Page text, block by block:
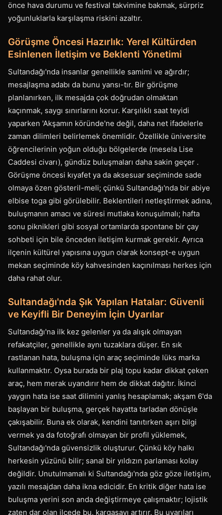
önce hava durumu ve festival takvimine bakmak, sürpriz
yoğunluklarla karşılaşma riskini azaltır.
Görüşme Öncesi Hazırlık: Yerel Kültürden
Esinlenen İletişim ve Beklenti Yönetimi
Sultandağı'nda insanlar genellikle samimi ve ağırdır;
mesajlaşma adabı da bunu yansı-tır. Bir görüşme
planlanırken, ilk mesajda çok doğrudan olmaktan
kaçınmak, saygı sınırlarını korur. Karşılıklı saat teyidi
yaparken 'Akşamın köründe'ne değil, daha net ifadelerle
zaman dilimleri belirlemek önemlidir. Özellikle üniversite
öğrencilerinin yoğun olduğu bölgelerde (mesela Lise
Caddesi civarı), gündüz buluşmaları daha sakin geçer .
Görüşme öncesi kıyafet ya da aksesuar seçiminde sade
olmaya özen gösteril-meli; çünkü Sultandağı'nda bir abiye
elbise toga gibi görülebilir. Beklentileri netleştirmek adına,
buluşmanın amacı ve süresi mutlaka konuşulmalı; hafta
sonu piknikleri gibi sosyal ortamlarda spontane bir çay
sohbeti için bile önceden iletişim kurmak gerekir. Ayrıca
ilçenin kültürel yapısına uygun olarak konsept-e uygun
mekan seçiminde köy kahvesinden kaçınılması herkes için
daha rahat olur.
Sultandağı'nda Şık Yapılan Hatalar: Güvenli
ve Keyifli Bir Deneyim İçin Uyarılar
Sultandağı'na ilk kez gelenler ya da alışık olmayan
refakatçiler, genellikle aynı tuzaklara düşer. En sık
rastlanan hata, buluşma için araç seçiminde lüks marka
kullanmaktır. Oysa burada bir plaj topu kadar dikkat çeken
araç, hem merak uyandırır hem de dikkat dağıtır. İkinci
yaygın hata ise saat dilimini yanlış hesaplamak; akşam 6'da
başlayan bir buluşma, gerçek hayatta tarladan dönüşle
çakışabilir. Buna ek olarak, kendini tanıtırken aşırı bilgi
vermek ya da fotoğrafı olmayan bir profil yüklemek,
Sultandağı'nda güvensizlik oluşturur. Çünkü köy halkı
herkesin yüzünü bilir; sanal bir yıldızın parlaması kolay
değildir. Unutulmamalı ki Sultandağı'nda göz göze iletişim,
yazılı mesajdan daha ikna edicidir. En kritik diğer hata ise
buluşma yerini son anda değiştirmeye çalışmaktır; lojistik
zaten dar olan ilçede bu, kargaşayı artırır. Bu uyarıları